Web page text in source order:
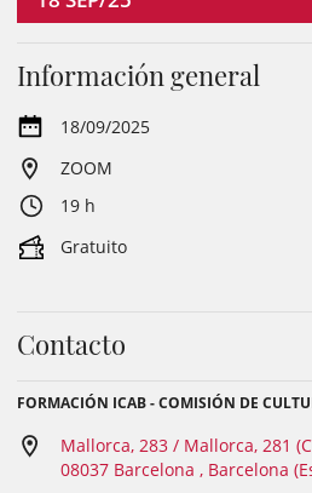
Información general
18/09/2025
ZOOM
19 h
Gratuito
Contacto
FORMACIÓN ICAB - COMISIÓN DE
Mallorca, 283 / Mallorca, 281
08037 Barcelona , Barcelona